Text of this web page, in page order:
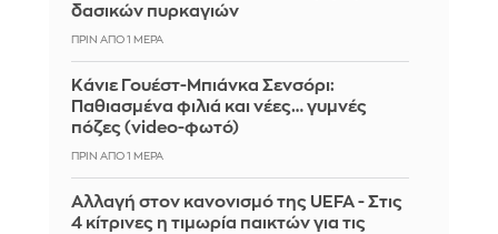
δασικών πυρκαγιών
ΠΡΙΝ ΑΠΌ 1 ΜΈΡΑ
Κάνιε Γουέστ-Μπιάνκα Σενσόρι:
Παθιασμένα φιλιά και νέες… γυμνές
πόζες (video-φωτό)
ΠΡΙΝ ΑΠΌ 1 ΜΈΡΑ
Αλλαγή στον κανονισμό της UEFA - Στις
4 κίτρινες η τιμωρία παικτών για τις